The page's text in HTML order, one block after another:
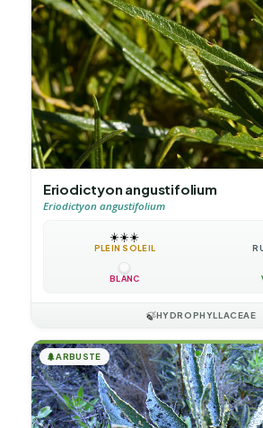
Eriodictyon angustifolium
Eriodictyon angustifolium
☀️☀️☀️
PLEIN SOLEIL
BLANC
🍃HYDROPHYLLACEAE
🌲ARBUSTE